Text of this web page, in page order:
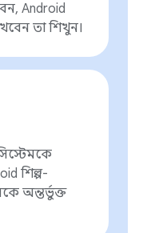
Android
তা শিখুন।
শিল্প-
অন্তর্ভুক্ত